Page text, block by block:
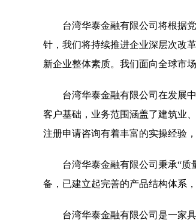
台湾华泰金融有限公司将根据
针，我们将持续推进企业深层次改
新企业整体素质。我们面向全球市
台湾华泰金融有限公司在发展
客户基础，业务范围涵盖了建筑业
注册申请咨询有着丰富的实操经验
台湾华泰金融有限公司秉承“
备，已建立起完善的产品结构体系
台湾华泰金融有限公司是一家